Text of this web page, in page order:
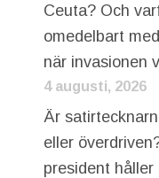
Ceuta? Och
omedelbart
när invasionen
4 augusti, 2026
Är
eller
president